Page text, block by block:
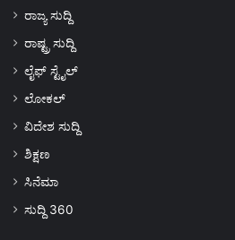
ರಾಜ್ಯ ಸುದ್ದಿ
ರಾಷ್ಟ್ರ ಸುದ್ದಿ
ಲೈಫ್ ಸ್ಟೈಲ್
ಲೋಕಲ್
ವಿದೇಶ ಸುದ್ದಿ
ಶಿಕ್ಷಣ
ಸಿನೆಮಾ
ಸುದ್ದಿ 360